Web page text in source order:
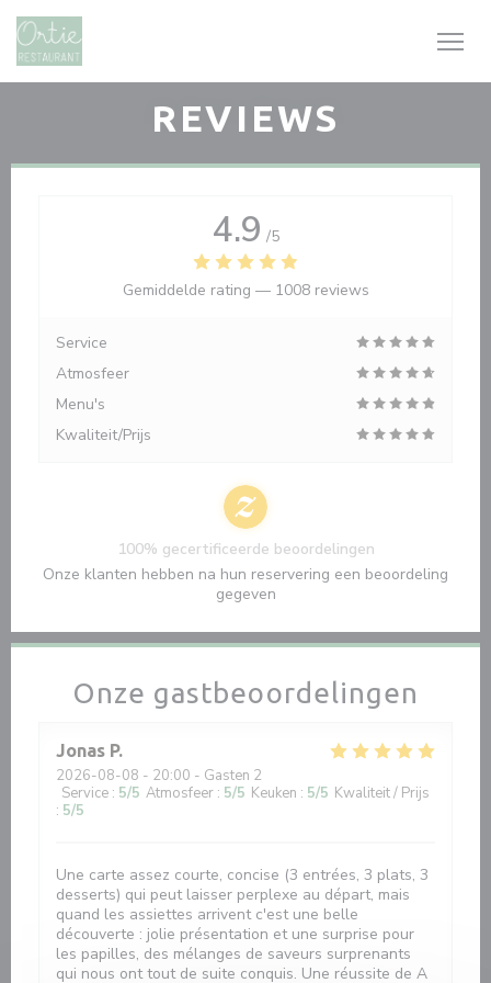
Cookies beheer paneel
REVIEWS
Onze gastbeoordelingen
Jonas P
2026-08-08 - 20:00 - Gasten 2
Service : 5/5 Atmosfeer : 5/5 Keuken : 5/5 Kwaliteit / Prijs
: 5/5
Une carte assez courte, concise (3 entrées, 3 plats, 3
desserts) qui peut laisser perplexe au départ, mais
quand les assiettes arrivent c'est une belle
découverte : jolie présentation et une surprise pour
les papilles, des mélanges de saveurs surprenants
qui nous ont tout de suite conquis. Une réussite de A
4.9 /5
Gemiddelde rating — 1008 reviews
Service
Atmosfeer
Menu's
Kwaliteit/Prijs
100% gecertificeerde beoordelingen
Onze klanten hebben na hun reservering een beoordeling
gegeven